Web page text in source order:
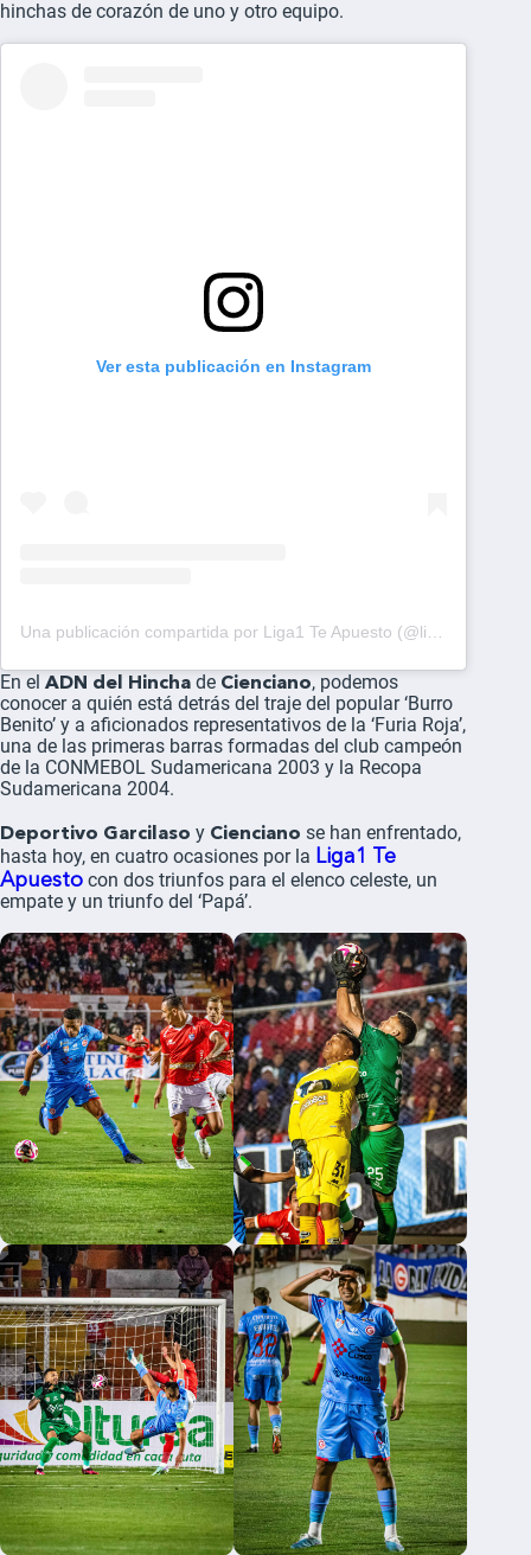
hinchas de corazón de uno y otro equipo.
Ver esta publicación en Instagram
En el ADN del Hincha de Cienciano, podemos
conocer a quién está detrás del traje del popular ‘Burro
Benito’ y a aficionados representativos de la ‘Furia Roja’,
una de las primeras barras formadas del club campeón
de la CONMEBOL Sudamericana 2003 y la Recopa
Sudamericana 2004.
Deportivo Garcilaso y Cienciano se han enfrentado,
hasta hoy, en cuatro ocasiones por la Liga1 Te
Apuesto con dos triunfos para el elenco celeste, un
empate y un triunfo del ‘Papá’.